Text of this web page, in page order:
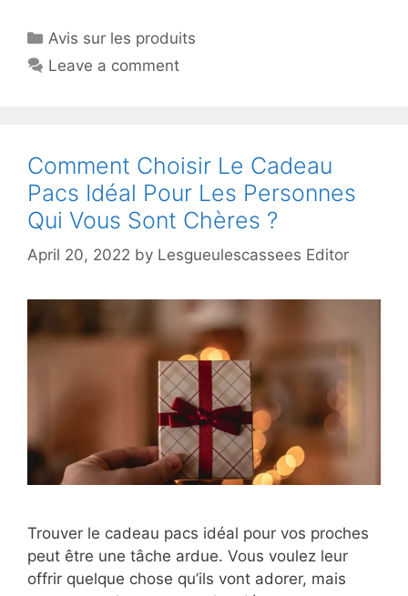
Avis sur les produits
Leave a comment
Comment Choisir Le Cadeau
Pacs Idéal Pour Les Personnes
Qui Vous Sont Chères ?
April 20, 2022 by Lesgueulescassees Editor
Trouver le cadeau pacs idéal pour vos proches
peut être une tâche ardue. Vous voulez leur
offrir quelque chose qu’ils vont adorer, mais